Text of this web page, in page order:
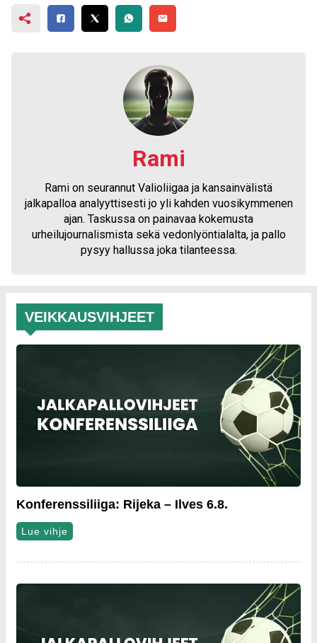
Rami
Rami on seurannut Valioliigaa ja kansainvälistä
jalkapalloa analyyttisesti jo yli kahden vuosikymmenen
ajan. Taskussa on painavaa kokemusta
urheilujournalismista sekä vedonlyöntialalta, ja pallo
pysyy hallussa joka tilanteessa.
VEIKKAUSVIHJEET
Konferenssiliiga: Rijeka – Ilves 6.8.
Lue vihje